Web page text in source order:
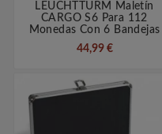
LEUCHTTURM Maletín
CARGO S6 Para 112
Monedas Con 6 Bandejas
44,99 €